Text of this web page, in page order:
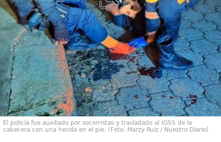
El policía fue auxiliado por socorristas y trasladado al IGSS de la
cabecera con una herida en el pie. (Foto: Marzy Ruiz / Nuestro Diario)